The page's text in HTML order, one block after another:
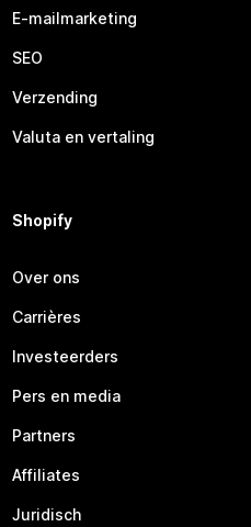
E-mailmarketing
SEO
Verzending
Valuta en vertaling
Shopify
Over ons
Carrières
Investeerders
Pers en media
Partners
Affiliates
Juridisch